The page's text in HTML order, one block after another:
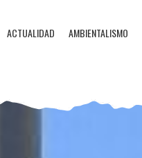
ACTUALIDAD AMBIENTALISMO